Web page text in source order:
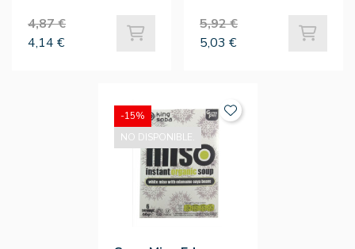
4,87 €
4,14 €
5,92 €
5,03 €
-15%
NO DISPONIBLE.